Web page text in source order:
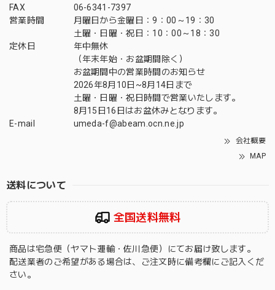
FAX
06-6341-7397
営業時間
月曜日から金曜日：9：00～19：30
土曜・日曜・祝日：10：00～18：30
定休日
年中無休
（年末年始・お盆期間除く）
お盆期間中の営業時間のお知らせ
2026年8月10日~8月14日まで
土曜・日曜・祝日時間で営業いたします。
8月15日16日はお盆休みとなります。
E-mail
umeda-f@abeam.ocn.ne.jp
会社概要
MAP
送料について
全国送料無料
商品は宅急便（ヤマト運輸・佐川急便）にてお届け致します。
配送業者のご希望がある場合は、ご注文時に備考欄にご記入くだ
さい。